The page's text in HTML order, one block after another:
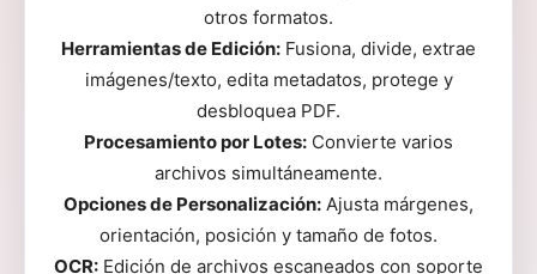
otros formatos.
Herramientas de Edición: Fusiona, divide, extrae
imágenes/texto, edita metadatos, protege y
desbloquea PDF.
Procesamiento por Lotes: Convierte varios
archivos simultáneamente.
Opciones de Personalización: Ajusta márgenes,
orientación, posición y tamaño de fotos.
OCR: Edición de archivos escaneados con soporte